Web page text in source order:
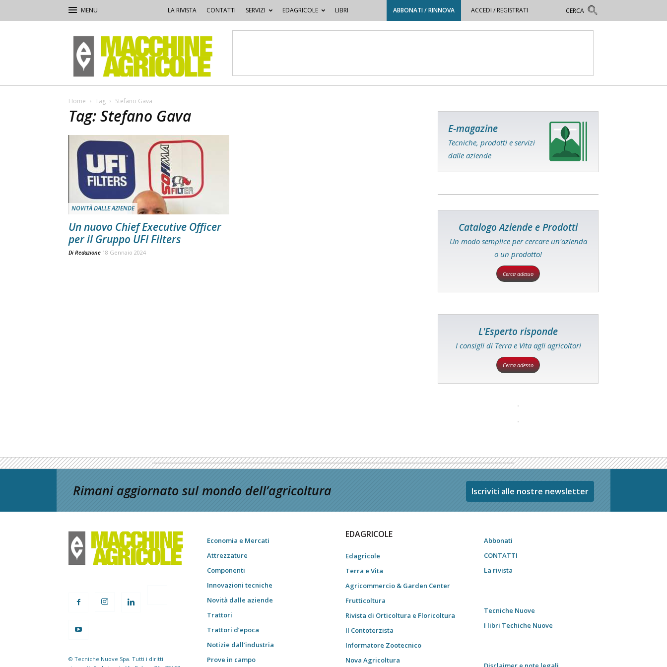
LA RIVISTA CONTATTI SERVIZI EDAGRICOLE LIBRI ABBONATI / RINNOVA ACCEDI / REGISTRATI
Macchine
Agricole
Home Tag Stefano Gava
Tag: Stefano Gava
NOVITÀ DALLE AZIENDE
Un nuovo Chief Executive Officer
per il Gruppo UFI Filters
Di Redazione 18 Gennaio 2024
E-magazine
Tecniche, prodotti e servizi
dalle aziende
Catalogo Aziende e Prodotti
Un modo semplice per cercare un'azienda
o un prodotto!
Cerca adesso
L'Esperto risponde
I consigli di Terra e Vita agli agricoltori
Cerca adesso
Rimani aggiornato sul mondo dell’agricoltura Iscriviti alle nostre newsletter
© Tecniche Nuove Spa. Tutti i diritti
Economia e Mercati
Attrezzature
Componenti
Innovazioni tecniche
Novità dalle aziende
Trattori
Trattori d’epoca
Notizie dall’industria
Prove in campo
EDAGRICOLE
Edagricole
Terra e Vita
Agricommercio & Garden Center
Frutticoltura
Rivista di Orticoltura e Floricoltura
Il Contoterzista
Informatore Zootecnico
Nova Agricoltura
Abbonati
CONTATTI
La rivista
Tecniche Nuove
I libri Techiche Nuove